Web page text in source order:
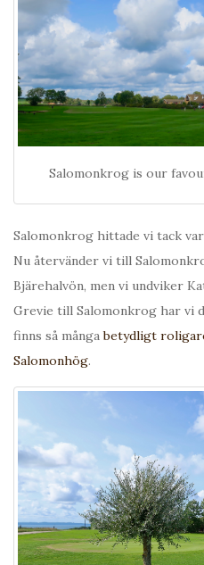
Salomonkrog is our
Salomonkrog hittade vi tack
Nu återvänder vi till
Bjärehalvön, men vi undviker
Grevie till Salomonkrog har vi
finns så mångabetydligt
Salomonhög.